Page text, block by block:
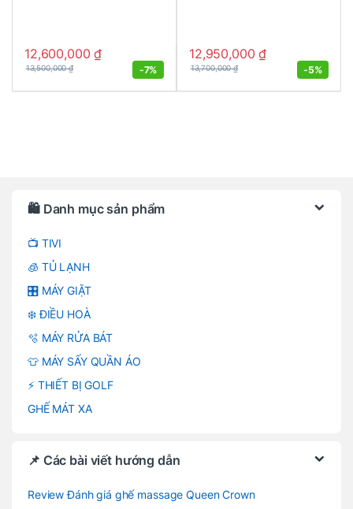
12,600,000₫
13,500,000₫ -7%
12,950,000₫
13,700,000₫ -5%
🛍️ Danh mục sản phẩm
📺 TIVI
🧊 TỦ LẠNH
🎛️ MÁY GIẶT
❄️ ĐIỀU HOÀ
🫧 MÁY RỬA BÁT
👕 MÁY SẤY QUẦN ÁO
⚡ THIẾT BỊ GOLF
GHẾ MÁT XA
📌 Các bài viết hướng dẫn
Review Đánh giá ghế massage Queen Crown